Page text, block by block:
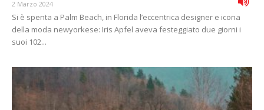
2 Marzo 2024
Si è spenta a Palm Beach, in Florida l’eccentrica designer e icona
della moda newyorkese: Iris Apfel aveva festeggiato due giorni i
suoi 102...